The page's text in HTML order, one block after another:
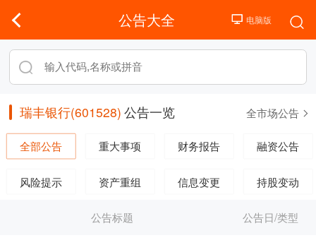
公告大全
瑞丰银行(601528) 公告一览 全市场公告
全部公告 重大事项 财务报告 融资公告
风险提示 资产重组 信息变更 持股变动
公告标题 公告日/类型